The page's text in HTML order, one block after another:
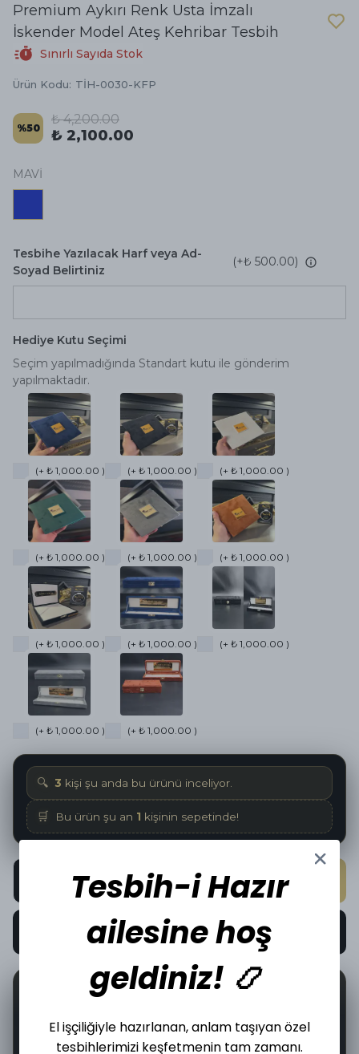
Premium Aykırı Renk Usta İmzalı
İskender Model Ateş Kehribar Tesbih
Sınırlı Sayıda Stok
Ürün Kodu: TİH-0030-KFP
%50
₺ 4,200.00
₺ 2,100.00
MAVİ
Tesbihe Yazılacak Harf veya Ad-
Soyad Belirtiniz
(+₺ 500.00)
Hediye Kutu Seçimi
Seçim yapılmadığında Standart kutu ile gönderim
yapılmaktadır.
(+ ₺ 1,000.00 ) (+ ₺ 1,000.00 ) (+ ₺ 1,000.00 )
(+ ₺ 1,000.00 ) (+ ₺ 1,000.00 ) (+ ₺ 1,000.00 )
(+ ₺ 1,000.00 ) (+ ₺ 1,000.00 ) (+ ₺ 1,000.00 )
(+ ₺ 1,000.00 ) (+ ₺ 1,000.00 )
🔍 3 kişi şu anda bu ürünü inceliyor.
🛒 Bu ürün şu an 1 kişinin sepetinde!
SEPETE EKLE
HEMEN AL
İncelediğiniz üründen bugün 1
Tesbih-i Hazır
ailesine hoş
geldiniz! 📿
El işçiliğiyle hazırlanan, anlam taşıyan özel
tesbihlerimizi keşfetmenin tam zamanı.